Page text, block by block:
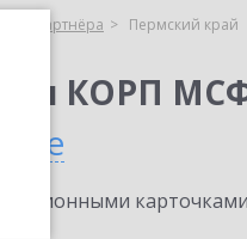
партнёра Пермский край
КОРП